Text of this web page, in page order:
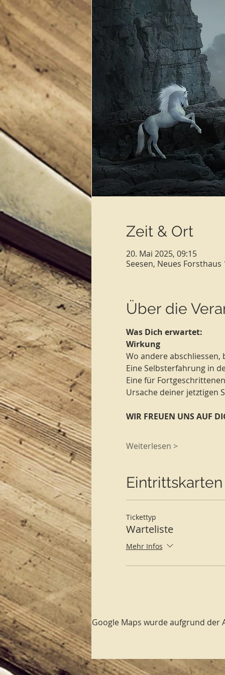
Zeit & Ort
20. Mai 2025, 09:15
Seesen, Neues
Über die
Was Dich erwartet:
Wirkung
Wo andere abschliessen,
Eine Selbsterfahrung in
Eine für
Ursache deiner jetztigen
WIR FREUEN UNS AUF
Weiterlesen >
Eintrittskarten
Tickettyp
Warteliste
Mehr Infos
Google Maps wurde aufgrund der